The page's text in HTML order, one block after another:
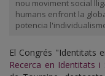
nou moviment social
humans enfront la
potencia
El Congrés "Identitats
Recerca en Identitats i